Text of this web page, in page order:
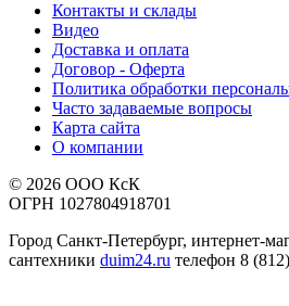
Контакты и склады
Видео
Доставка и оплата
Договор - Оферта
Политика обработки
Часто задаваемые вопросы
Карта сайта
О компании
© 2026 ООО КсК
ОГРН 1027804918701
Город Санкт-Петербург, интернет-
сантехники duim24.ru телефон 8